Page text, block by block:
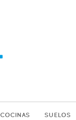
COCINAS SUELOS